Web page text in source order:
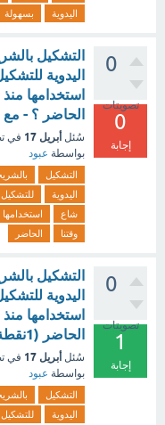
اليدوية
بسهولة
0
تصويتات
0
إجابة
التشكيل
اليدوية
استخدامها
الحاضر ؟ - مع
سُئل أبريل 17 في
بواسطة عبود
التشكيل
اليدوية
للتشكيل
شاع
استخدامها
وقتنا
الحاضر
0
تصويتات
1
إجابة
التشكيل
اليدوية
استخدامها
الحاضر (1نقطة)؟ - مع الشرح
سُئل أبريل 17 في
بواسطة عبود
التشكيل
اليدوية
للتشكيل